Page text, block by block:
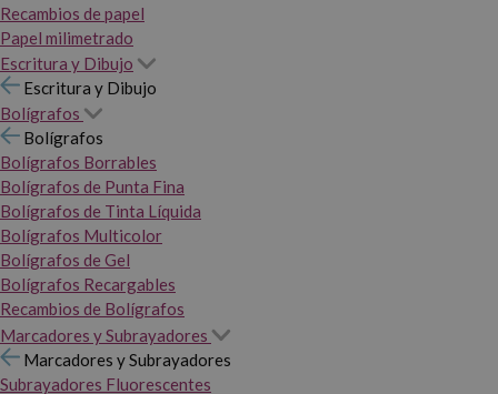
Recambios de papel
Papel milimetrado
Escritura y Dibujo
Escritura y Dibujo
Bolígrafos
Bolígrafos
Bolígrafos Borrables
Bolígrafos de Punta Fina
Bolígrafos de Tinta Líquida
Bolígrafos Multicolor
Bolígrafos de Gel
Bolígrafos Recargables
Recambios de Bolígrafos
Marcadores y Subrayadores
Marcadores y Subrayadores
Subrayadores Fluorescentes